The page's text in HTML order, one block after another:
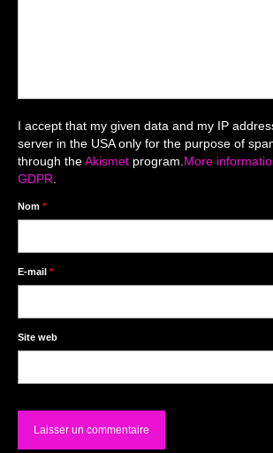
Décors studio / Tenues / Accessoires
I accept that my given data and my IP
server in the USA only for the purpose of
through theAkismet program.More
GDPR.
Nom *
E-mail *
Site web